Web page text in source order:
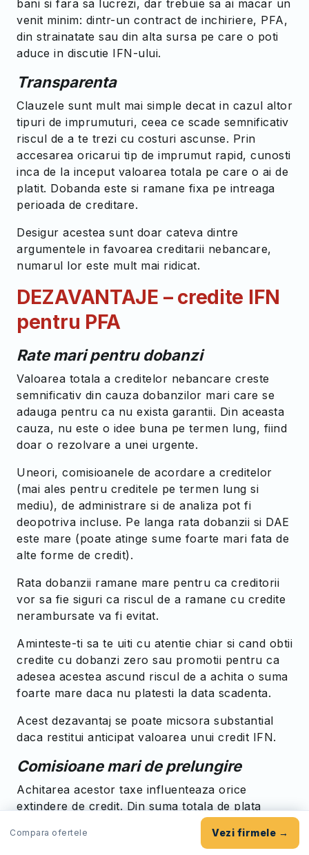
bani si fara sa lucrezi, dar trebuie sa ai macar un
venit minim: dintr-un contract de inchiriere, PFA,
din strainatate sau din alta sursa pe care o poti
aduce in discutie IFN-ului.
Transparenta
Clauzele sunt mult mai simple decat in cazul altor
tipuri de imprumuturi, ceea ce scade semnificativ
riscul de a te trezi cu costuri ascunse. Prin
accesarea oricarui tip de imprumut rapid, cunosti
inca de la inceput valoarea totala pe care o ai de
platit. Dobanda este si ramane fixa pe intreaga
perioada de creditare.
Desigur acestea sunt doar cateva dintre
argumentele in favoarea creditarii nebancare,
numarul lor este mult mai ridicat.
DEZAVANTAJE – credite IFN
pentru PFA
Rate mari pentru dobanzi
Valoarea totala a creditelor nebancare creste
semnificativ din cauza dobanzilor mari care se
adauga pentru ca nu exista garantii. Din aceasta
cauza, nu este o idee buna pe termen lung, fiind
doar o rezolvare a unei urgente.
Uneori, comisioanele de acordare a creditelor
(mai ales pentru creditele pe termen lung si
mediu), de administrare si de analiza pot fi
deopotriva incluse. Pe langa rata dobanzii si DAE
este mare (poate atinge sume foarte mari fata de
alte forme de credit).
Rata dobanzii ramane mare pentru ca creditorii
vor sa fie siguri ca riscul de a ramane cu credite
nerambursate va fi evitat.
Aminteste-ti sa te uiti cu atentie chiar si cand obtii
credite cu dobanzi zero sau promotii pentru ca
adesea acestea ascund riscul de a achita o suma
foarte mare daca nu platesti la data scadenta.
Acest dezavantaj se poate micsora substantial
daca restitui anticipat valoarea unui credit IFN.
Comisioane mari de prelungire
Achitarea acestor taxe influenteaza orice
extindere de credit. Din suma totala de plata
acestea inseamna un procent sau numai plata
dobanzii datorate pana la acea data.
Compara ofertele Vezi firmele →